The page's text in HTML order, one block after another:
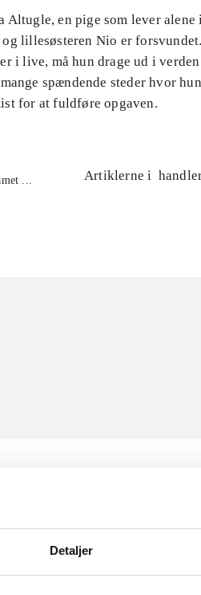
Detaljer
Altugle, en pige som lever alene
lillesøsteren Nio er
i live, må hun drage ud i
spændende steder hvor
for at fuldføre opgaven.
...
Artiklerne i